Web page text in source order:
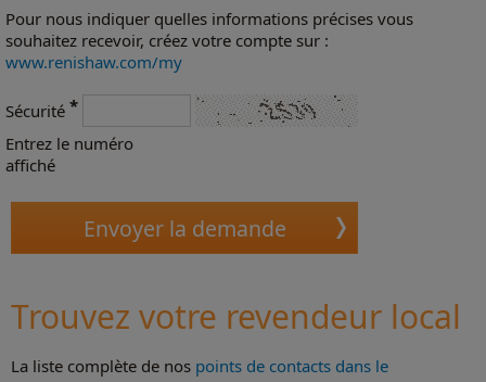
Pour nous indiquer quelles informations précises vous
souhaitez recevoir, créez votre compte sur :
www.renishaw.com/my
Sécurité *
Entrez le numéro
affiché
Trouvez votre revendeur local
La liste complète de nos points de contacts dans le